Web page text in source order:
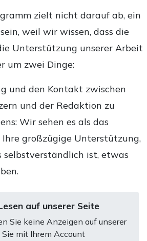
zielt nicht darauf ab, ein
weil wir wissen, dass die
Unterstützung unserer Arbeit
um zwei Dinge:
und den Kontakt zwischen
und der Redaktion zu
Wir sehen es als das
großzügige Unterstützung,
selbstverständlich ist, etwas
auf unserer Seite
Sie keine Anzeigen auf unserer
mit Ihrem Account